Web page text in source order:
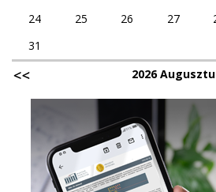
24
25 26 27
31
2026